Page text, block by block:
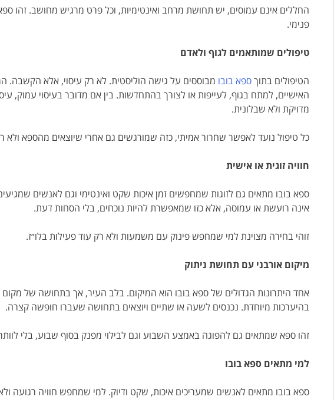
החללים אינם עמוסים, יש תחושת מרחב ואינטימיות, וכל פרט מרגיש מחושב. זהו
פנימי.
טיפולים שמותאמים לגוף ולאדם
הטיפולים בתוךספא בובו מבוססים על גישה הוליסטית. לא רק עיסוי, אלא הקשבה.
האישיים, למתח בגוף, לעייפות או לצורך בהתחדשות. בין אם מדובר בעיסוי עמוק,
מדויקת ולא שבלונית.
כל טיפול נועד לאפשר שחרור אמיתי, כזה שמורגשים גם אחרי שיוצאים מהספא ולא
חוויה זוגית או אישית
ספא בובו מתאים גם לזוגות שמחפשים זמן איכות שקט ואינטימי וגם לאנשים
אינה רועשת או עמוסה, אלא כזו שמאפשרת להיות נוכחים, בלי הסחות דעת.
זוהי בחירה מצוינת למי שמחפש פינוק עם משמעות ולא רק עוד פעילות בלו״ז.
מיקום אורבני עם תחושת ניתוק
אחד היתרונות הגדולים של ספא בובו הוא המיקום. בלב העיר, אך בתחושה של מקום
בהיערכות מיוחדת. נכנסים לשעה או שתיים ויוצאים בתחושה שעברו חופשה קצרה.
זהו ספא שמתאים גם להפוגה באמצע השבוע וגם לבילוי מפנק בסוף שבוע, בלי לוותר
למי מתאים ספא בובו
ספא בובו מתאים לאנשים שמעריכים איכות, שקט ודיוק. למי שמחפש חוויה רגועה